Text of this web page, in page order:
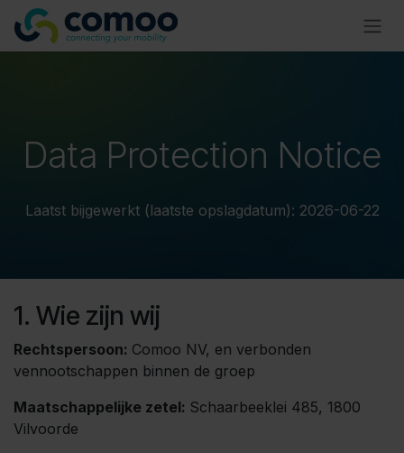
Overslaan naar inhoud
Data Protection Notice
Laatst bijgewerkt (laatste opslagdatum): 2026-06-22
1. Wie zijn wij
Rechtspersoon: Comoo NV, en verbonden
vennootschappen binnen de groep
Maatschappelijke zetel: Schaarbeeklei 485, 1800
Vilvoorde